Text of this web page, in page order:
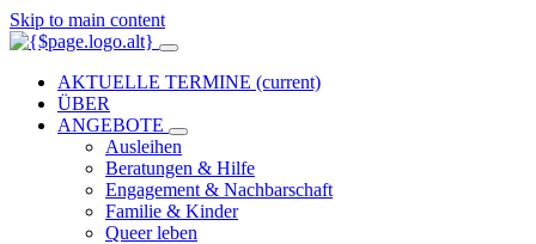
Skip to main content
AKTUELLE TERMINE (current)
ÜBER
ANGEBOTE
Ausleihen
Beratungen & Hilfe
Engagement & Nachbarschaft
Familie & Kinder
Queer leben